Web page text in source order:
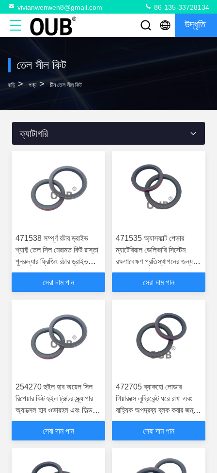
vivianwenwen8@gmail.com 86-135-33728134
উদ্ধৃতি
তেল সীল কিট
বাড়ি > পণ্য > চীন তেল সীল কিট
ক্যাটাগরি
471538 সম্পূর্ণ রটার ড্রাইভ
শ্যাফ্ট তেল সিল মেরামত কিট রাস্তা
পুনরুদ্ধার ফ্রিজিং রটার ড্রাইভ
সিস্টেম রক্ষণাবেক্ষণ প্রতিস্থাপন
সেরা দাম পান
471535 অ্যাসফাল্ট পেভার
ম্যাটেরিয়াল ডেলিভারি সিস্টেম
রক্ষণাবেক্ষণ প্রতিস্থাপনের জন্য
সম্পূর্ণ কনভেয়র ড্রাইভ শ্যাফ্ট
অয়েল সিল রিপেয়ার কিট
সেরা দাম পান
254270 হুইল হাব অয়েল সিল
রিপেয়ার কিট হুইল ট্রাক্টর-স্ক্র্যাপার
অ্যাক্সেল হাব ওভারহল এবং ফিল্ড
রক্ষণাবেক্ষণের জন্য
সেরা দাম পান
472705 ব্যাকহো লোডার
গিয়ারবক্স লুব্রিকেন্ট ধরে রাখা এবং
বাহ্যিক অপদ্রব্য ব্লক করার জন্য
ট্রান্সমিশন শিফট শ্যাফ্ট রোটারি
অয়েল সিল কিটসেরা দাম পান